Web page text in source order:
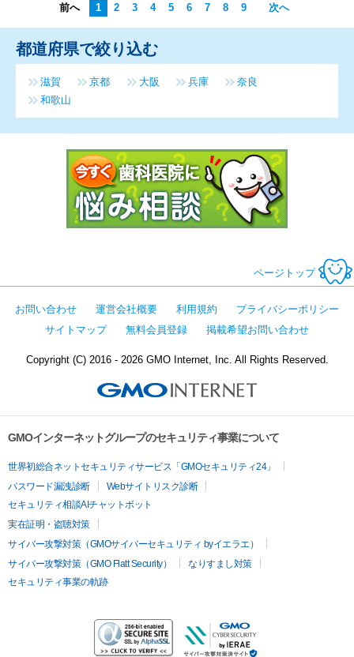
前へ 1 2 3 4 5 6 7 8 9 次へ
都道府県で絞り込む
滋賀 京都 大阪 兵庫
奈良
和歌山
ページトップ
お問い合わせ 運営会社概要 利用規約
プライバシーポリシー
サイトマップ
無料会員登録 掲載希望お問い合わせ
Copyright (C) 2016 - 2026 GMO Internet, Inc. All Rights Reserved.
GMOインターネットグループのセキュリティ事業について
世界初総合ネットセキュリティサービス「GMOセキュリティ24」
パスワード漏洩診断
Webサイトリスク診断
セキュリティ相談AIチャットボット
実在証明・盗聴対策
サイバー攻撃対策（GMOサイバーセキュリティ byイエラエ）
サイバー攻撃対策（GMO Flatt Security）
なりすまし対策
セキュリティ事業の軌跡